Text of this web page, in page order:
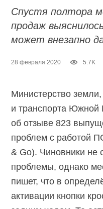
Спустя полтора
продаж
может внезапно
28 февраля 2020 5.7K
Министерство
и транспорта Южной
об отзыве 823
проблем с работой
& Go). Чиновники не
проблемы, однако
пишет, что в
активации кнопки